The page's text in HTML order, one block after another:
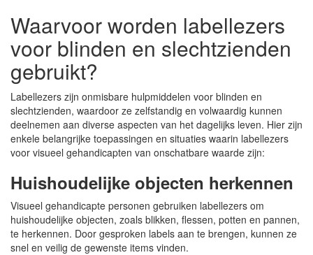
Waarvoor worden labellezers
voor blinden en slechtzienden
gebruikt?
Labellezers zijn onmisbare hulpmiddelen voor blinden en
slechtzienden, waardoor ze zelfstandig en volwaardig kunnen
deelnemen aan diverse aspecten van het dagelijks leven. Hier zijn
enkele belangrijke toepassingen en situaties waarin labellezers
voor visueel gehandicapten van onschatbare waarde zijn:
Huishoudelijke objecten herkennen
Visueel gehandicapte personen gebruiken labellezers om
huishoudelijke objecten, zoals blikken, flessen, potten en pannen,
te herkennen. Door gesproken labels aan te brengen, kunnen ze
snel en veilig de gewenste items vinden.